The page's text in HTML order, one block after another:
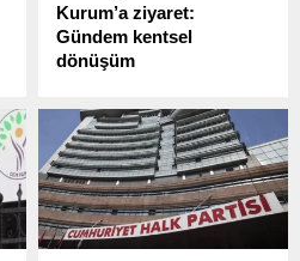
Kurum’a ziyaret:
Gündem kentsel
dönüşüm
İmamoğlu, Çevre, Şehircilik
ve İklim Değişikliği Bakanı
Murat Kurum'u ziyaret etti.
Bakan Murat Kurum ve İBB
Başkanı Ekrem İmamoğlu
söz konusu görüşme